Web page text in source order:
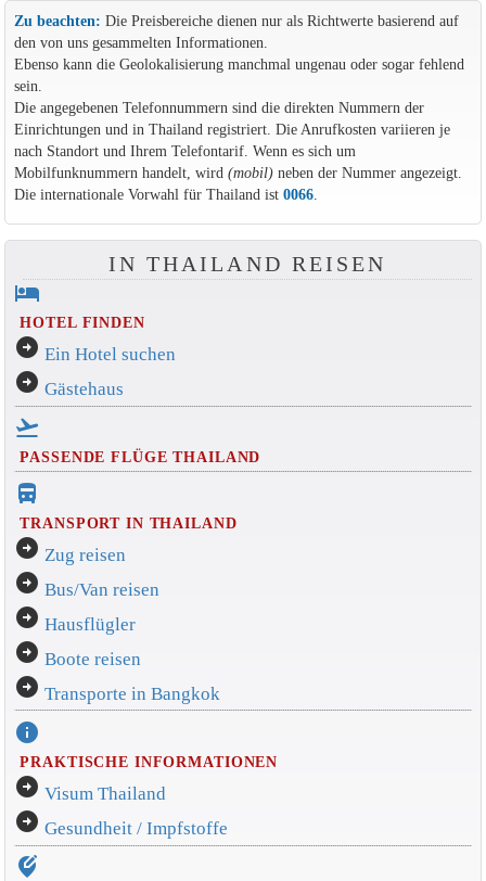
Zu beachten: Die Preisbereiche dienen nur als Richtwerte basierend auf
den von uns gesammelten Informationen.
Ebenso kann die Geolokalisierung manchmal ungenau oder sogar fehlend
sein.
Die angegebenen Telefonnummern sind die direkten Nummern der
Einrichtungen und in Thailand registriert. Die Anrufkosten variieren je
nach Standort und Ihrem Telefontarif. Wenn es sich um
Mobilfunknummern handelt, wird (mobil)neben der Nummer angezeigt.
Die internationale Vorwahl für Thailand ist 0066.
IN THAILAND REISEN
hotel
HOTEL FINDEN
arrow_circle_right Ein Hotel suchen
arrow_circle_right Gästehaus
flight_takeoff
PASSENDE FLÜGE THAILAND
directions_bus_filled
TRANSPORT IN THAILAND
arrow_circle_right Zug reisen
arrow_circle_right Bus/Van reisen
arrow_circle_right Hausflügler
arrow_circle_right Boote reisen
arrow_circle_right Transporte in Bangkok
info
PRAKTISCHE INFORMATIONEN
arrow_circle_right Visum Thailand
arrow_circle_right Gesundheit / Impfstoffe
edit_location_alt